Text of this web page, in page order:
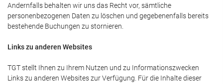
Andernfalls behalten wir uns das Recht vor, sämtliche
personenbezogenen Daten zu löschen und gegebenenfalls bereits
bestehende Buchungen zu stornieren.
Links zu anderen Websites
TGT stellt Ihnen zu Ihrem Nutzen und zu Informationszwecken
Links zu anderen Websites zur Verfügung. Für die Inhalte dieser